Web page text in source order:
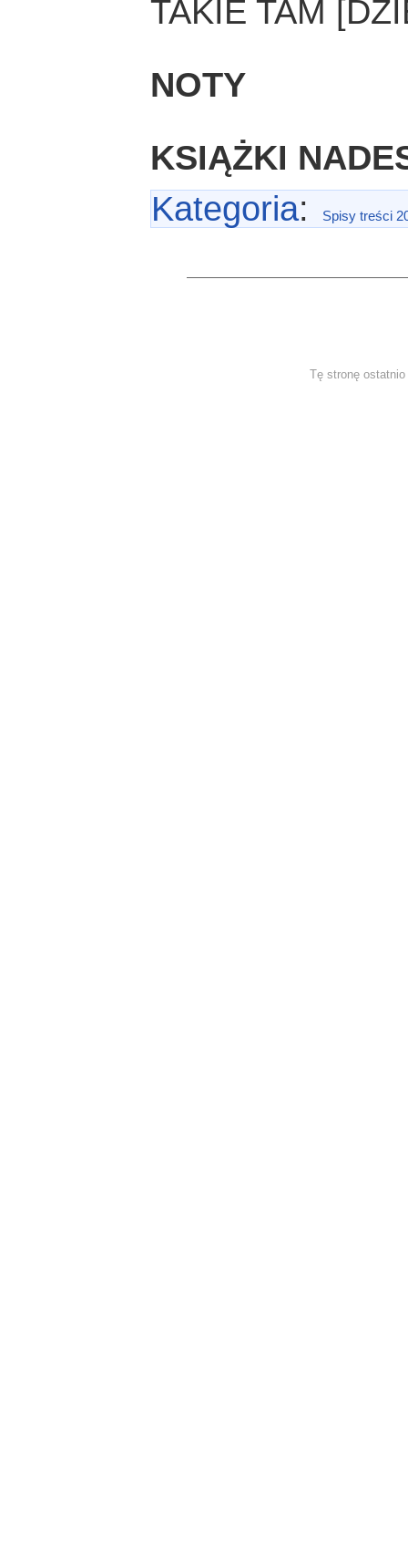
TAKIE TAM
NOTY
KSIĄŻKI
Kategoria: Spisy treści
Tę stronę